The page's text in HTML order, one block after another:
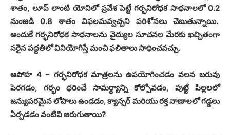
శాతం, లూప్ లాంటి యోనిలో ప్రవేశ పెట్టే గర్భనిరోధక సాధనాలలో0.2
నుంజడి 0.8 శాతం విఫలమవ్వచ్చని పరిశోనలు చెబుతున్నాయి.
అందుకే గర్భనిరోధక సాధనాలను వైద్యుల సూచనల మేరకు ఖచ్చితంగా
సరైన పద్దతిలో వినియోగిస్తే మంచి ఫలితాలు సాధించవచ్చు.
అపోహ 4 –గర్భనిరోధక మాత్రలను ఉపయోగించడం వలన బరువు
పెరగడం, గర్భం ధరించే సామర్థ్యాన్ని కోల్పోవడం, పుట్టే పిల్లలలో
జన్యుపరమైన లోపాలు ఉండడం,క్యాన్సర్ మరియు రక్త నాణాలలో గడ్డలు
ఏర్పడడం వంటివి జరుగుతాయి?